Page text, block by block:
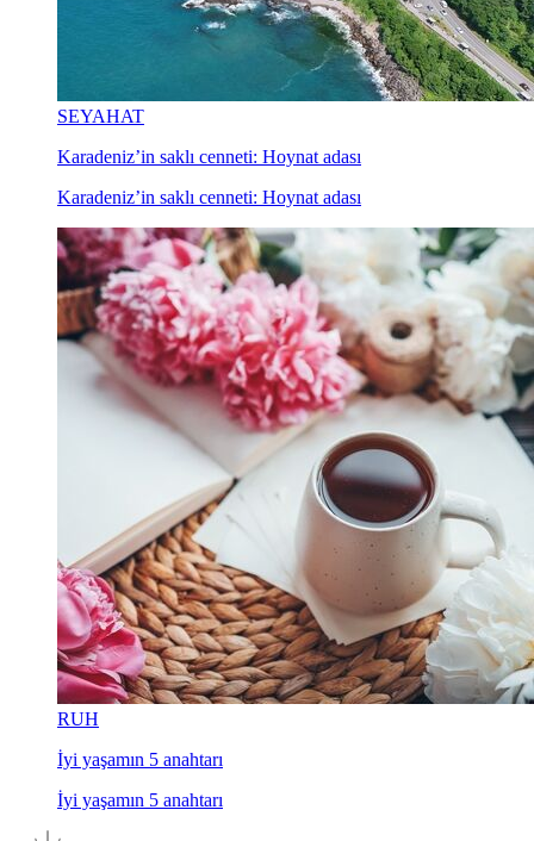
SEYAHAT
Karadeniz’in saklı cenneti: Hoynat adası
Karadeniz’in saklı cenneti: Hoynat adası
RUH
İyi yaşamın 5 anahtarı
İyi yaşamın 5 anahtarı